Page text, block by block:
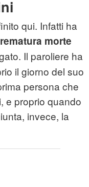
qui. Infatti ha
morte
Il paroliere ha
il giorno del suo
persona che
e proprio quando
invece, la